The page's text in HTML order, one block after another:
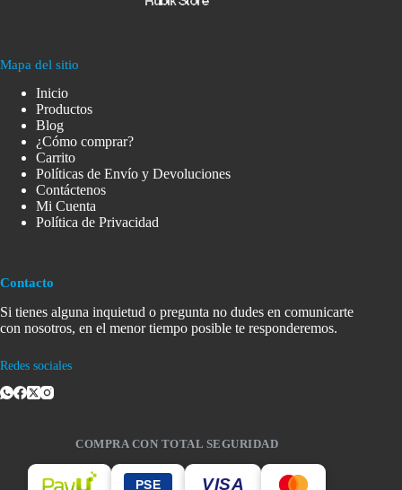
Mapa del sitio
Inicio
Productos
Blog
¿Cómo comprar?
Carrito
Políticas de Envío y Devoluciones
Contáctenos
Mi Cuenta
Política de Privacidad
Contacto
Si tienes alguna inquietud o pregunta no dudes en comunicarte
con nosotros, en el menor tiempo posible te responderemos.
Redes sociales
COMPRA CON TOTAL SEGURIDAD
PSE VISA